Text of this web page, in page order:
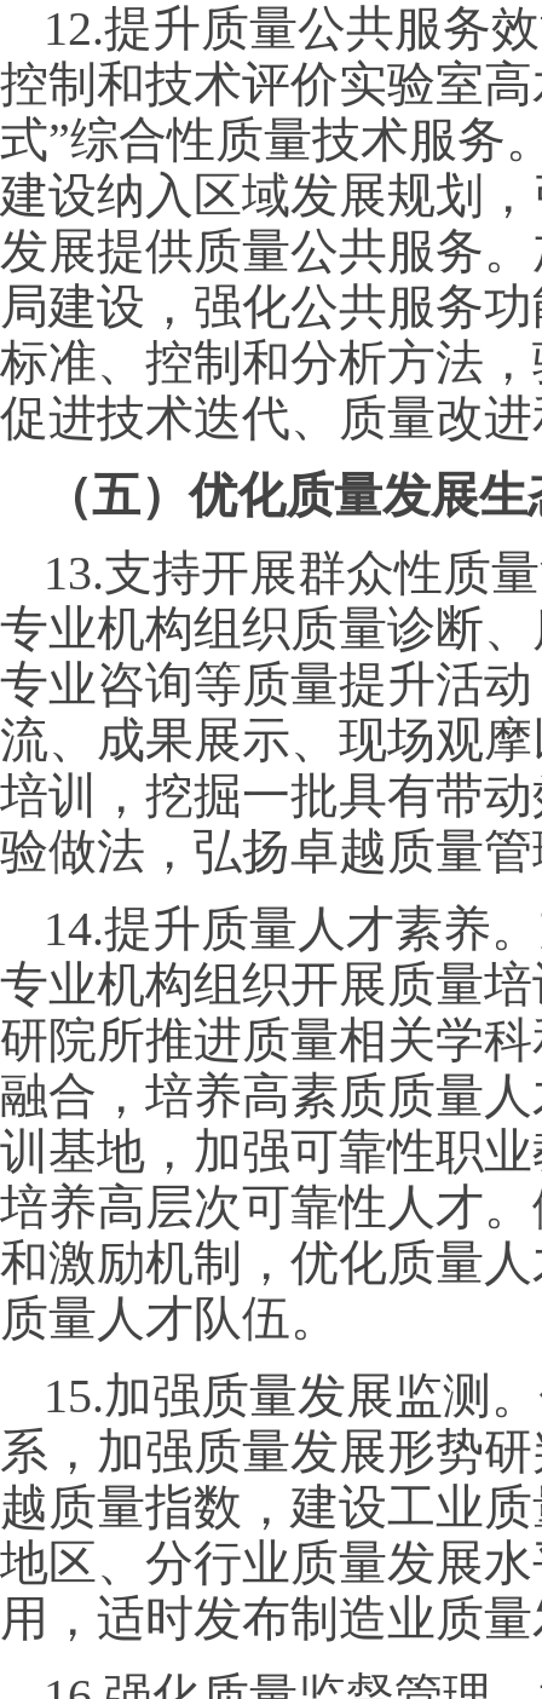
12.提升质量公共服务
控制和技术评价实验室
式”综合性质量技术服务
建设纳入区域发展规划
发展提供质量公共服务
局建设，强化公共服务
标准、控制和分析方法
促进技术迭代、质量改
（五）优化质量发展生
13.支持开展群众性质
专业机构组织质量诊断
专业咨询等质量提升活
流、成果展示、现场观
培训，挖掘一批具有带
验做法，弘扬卓越质量
14.提升质量人才素养
专业机构组织开展质量
研院所推进质量相关学
融合，培养高素质质量
训基地，加强可靠性职
培养高层次可靠性人才
和激励机制，优化质量
质量人才队伍。
15.加强质量发展监测
系，加强质量发展形势
越质量指数，建设工业
地区、分行业质量发展
用，适时发布制造业质